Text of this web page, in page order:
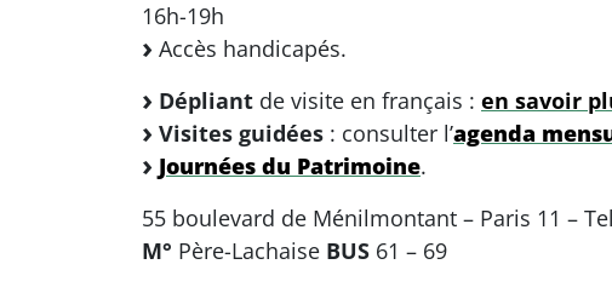
16h-19h
Accès handicapés.
Dépliant de visite en français : en savoir
Visites guidées : consulter l’agenda
Journées du Patrimoine.
55 boulevard de Ménilmontant – Paris 11 –
M° Père-Lachaise BUS 61 – 69